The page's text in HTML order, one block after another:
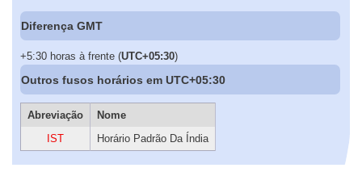
Diferença GMT
+5:30 horas à frente (UTC+05:30)
Outros fusos horários em UTC+05:30
Abreviação
Nome
IST
Horário Padrão Da Índia